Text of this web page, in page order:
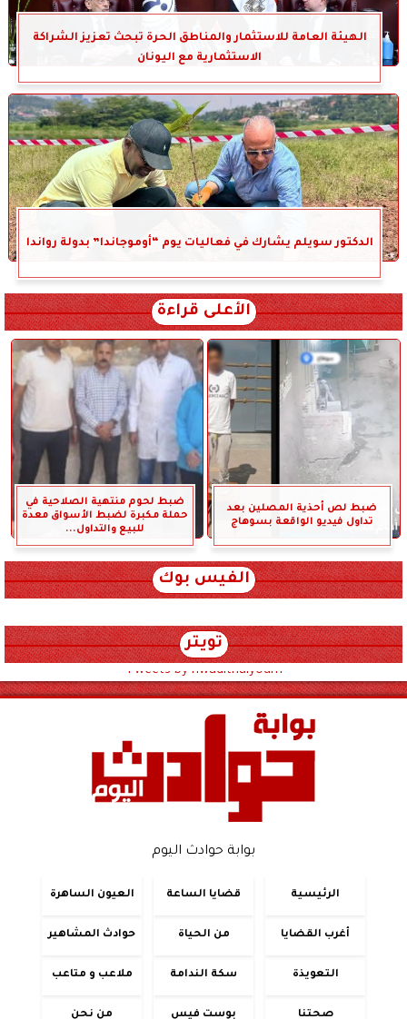
الهيئة العامة للاستثمار والمناطق الحرة تبحث تعزيز الشراكة
الاستثمارية مع اليونان
الدكتور سويلم يشارك في فعاليات يوم “أوموجاندا” بدولة رواندا
الأعلى قراءة
ضبط لص أحذية المصلين بعد
تداول فيديو الواقعة بسوهاج
ضبط لحوم منتهية الصلاحية في
حملة مكبرة لضبط الأسواق معدة
للبيع والتداول...
الفيس بوك
تويتر
Tweets by hwadithalyoum
بوابة حوادث اليوم
الرئيسية قضايا الساعة العيون الساهرة
أغرب القضايا من الحياة حوادث المشاهير
التعويذة سكة الندامة ملاعب و متاعب
صحتنا بوست فيس من نحن